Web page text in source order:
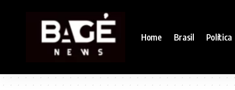
Home Brasil Política